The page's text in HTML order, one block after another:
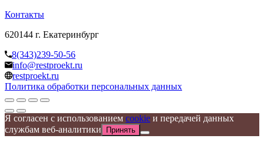
Контакты
620144 г. Екатеринбург
8(343)239-50-56
info@restproekt.ru
restproekt.ru
Политика обработки персональных данных
Я согласен с использованием cookie и передачей данных
службам веб-аналитики
Принять